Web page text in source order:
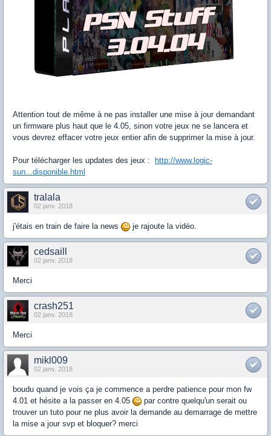
Attention tout de même à ne pas installer une mise à jour demandant
un firmware plus haut que le 4.05, sinon votre jeux ne se lancera et
vous devrez effacer votre jeux entier afin de supprimer la mise à jour.
Pour télécharger les updates des jeux : http://www.logic-
sun...disponible.html
tralala
02 janv. 2018
j'étais en train de faire la news je rajoute la vidéo.
cedsaill
02 janv. 2018
Merci
crash251
02 janv. 2018
Merci
mikl009
02 janv. 2018
boudu quand je vois ça je commence a perdre patience pour mon fw
4.01 et hésite a la passer en 4.05
par contre quelqu'un serait ou
trouver un tuto pour ne plus avoir la demande au demarrage de mettre
la mise a jour svp et bloquer? merci